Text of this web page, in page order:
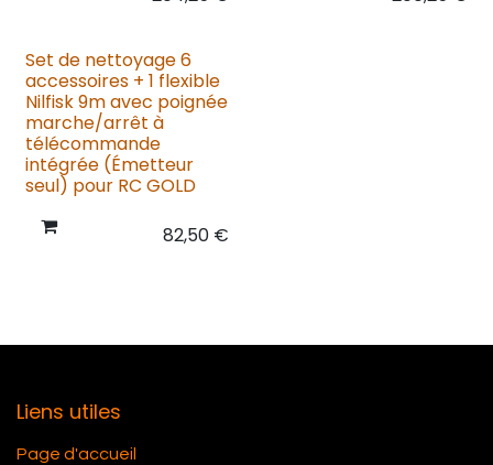
Set de nettoyage 6
accessoires + 1 flexible
Nilfisk 9m avec poignée
marche/arrêt à
télécommande
intégrée (Émetteur
seul) pour RC GOLD
82,50€
Liens utiles
Page d'accueil